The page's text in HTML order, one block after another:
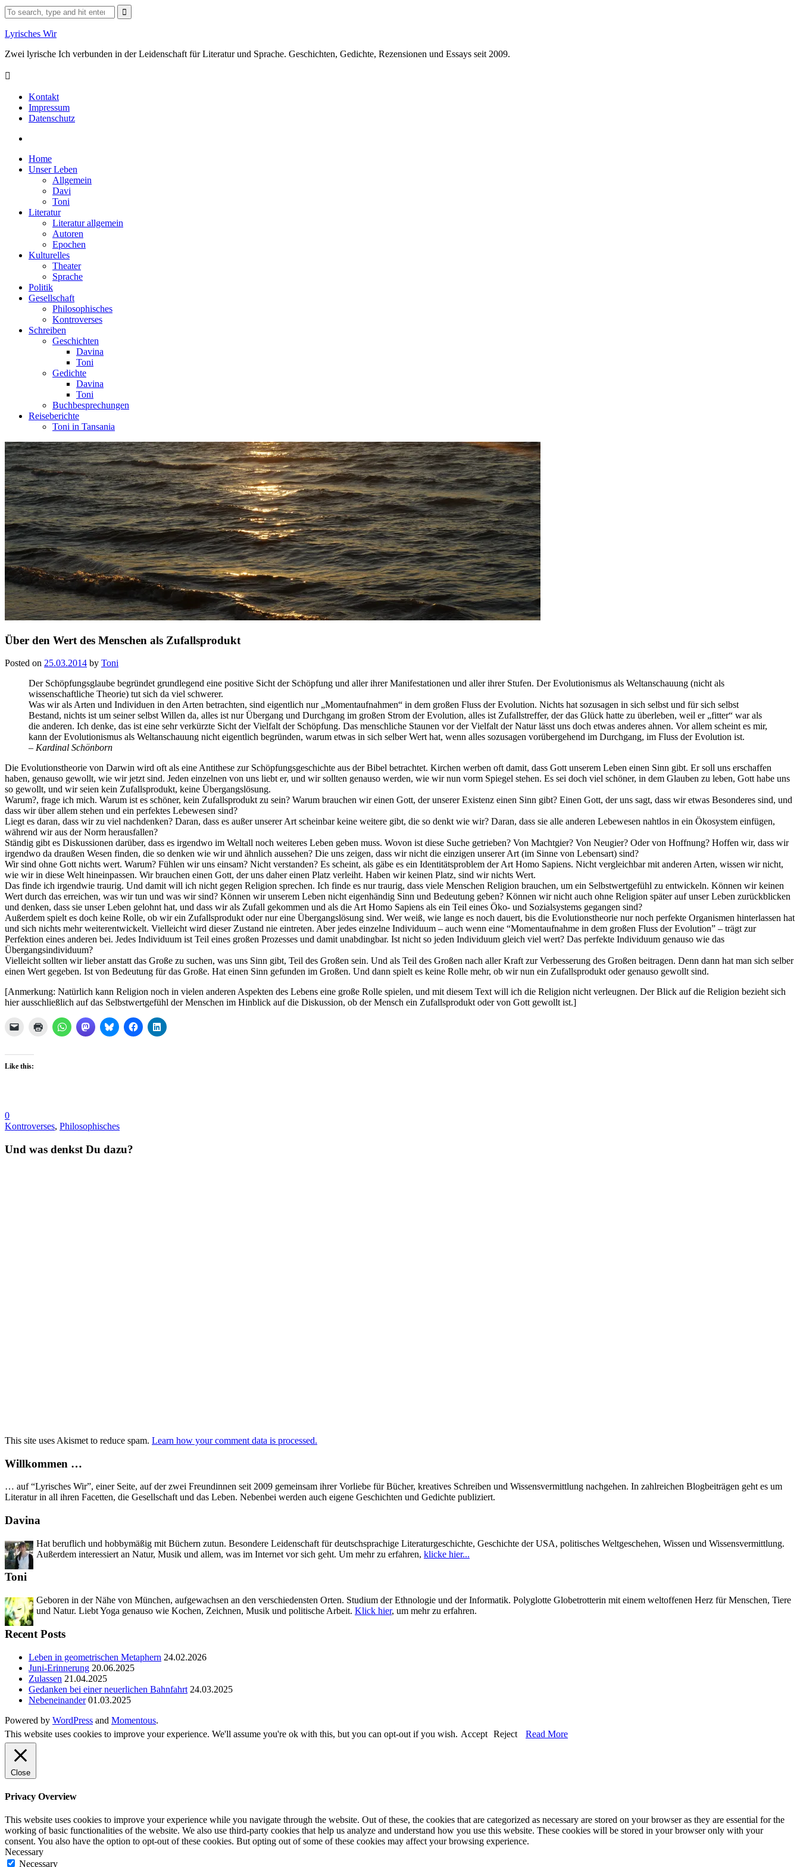
Skip
to
content
Search
for:
Lyrisches Wir
Zwei lyrische Ich verbunden in der Leidenschaft für Literatur und Sprache. Geschichten, Gedichte, Rezensionen und Essays seit 2009.
Kontakt
Impressum
Datenschutz
Home
Unser Leben
Allgemein
Davi
Toni
Literatur
Literatur allgemein
Autoren
Epochen
Kulturelles
Theater
Sprache
Politik
Gesellschaft
Philosophisches
Kontroverses
Schreiben
Geschichten
Davina
Toni
Gedichte
Davina
Toni
Buchbesprechungen
Reiseberichte
Toni in Tansania
Über den Wert des Menschen als Zufallsprodukt
Posted on 25.03.2014 by Toni
Der Schöpfungsglaube begründet grundlegend eine positive Sicht der Schöpfung und aller ihrer Manifestationen und aller ihrer Stufen. Der Evolutionismus als Weltanschauung (nicht als
wissenschaftliche Theorie) tut sich da viel schwerer.
Was wir als Arten und Individuen in den Arten betrachten, sind eigentlich nur „Momentaufnahmen“ in dem großen Fluss der Evolution. Nichts hat sozusagen in sich selbst und für sich selbst
Bestand, nichts ist um seiner selbst Willen da, alles ist nur Übergang und Durchgang im großen Strom der Evolution, alles ist Zufallstreffer, der das Glück hatte zu überleben, weil er „fitter“ war als
die anderen. Ich denke, das ist eine sehr verkürzte Sicht der Vielfalt der Schöpfung. Das menschliche Staunen vor der Vielfalt der Natur lässt uns doch etwas anderes ahnen. Vor allem scheint es mir,
kann der Evolutionismus als Weltanschauung nicht eigentlich begründen, warum etwas in sich selber Wert hat, wenn alles sozusagen vorübergehend im Durchgang, im Fluss der Evolution ist.
– Kardinal Schönborn
Die Evolutionstheorie von Darwin wird oft als eine Antithese zur Schöpfungsgeschichte aus der Bibel betrachtet. Kirchen werben oft damit, dass Gott unserem Leben einen Sinn gibt. Er soll uns erschaffen
haben, genauso gewollt, wie wir jetzt sind. Jeden einzelnen von uns liebt er, und wir sollten genauso werden, wie wir nun vorm Spiegel stehen. Es sei doch viel schöner, in dem Glauben zu leben, Gott habe uns
so gewollt, und wir seien kein Zufallsprodukt, keine Übergangslösung.
Warum?, frage ich mich. Warum ist es schöner, kein Zufallsprodukt zu sein? Warum brauchen wir einen Gott, der unserer Existenz einen Sinn gibt? Einen Gott, der uns sagt, dass wir etwas Besonderes sind, und
dass wir über allem stehen und ein perfektes Lebewesen sind?
Liegt es daran, dass wir zu viel nachdenken? Daran, dass es außer unserer Art scheinbar keine weitere gibt, die so denkt wie wir? Daran, dass sie alle anderen Lebewesen nahtlos in ein Ökosystem einfügen,
während wir aus der Norm herausfallen?
Ständig gibt es Diskussionen darüber, dass es irgendwo im Weltall noch weiteres Leben geben muss. Wovon ist diese Suche getrieben? Von Machtgier? Von Neugier? Oder von Hoffnung? Hoffen wir, dass wir
irgendwo da draußen Wesen finden, die so denken wie wir und ähnlich aussehen? Die uns zeigen, dass wir nicht die einzigen unserer Art (im Sinne von Lebensart) sind?
Wir sind ohne Gott nichts wert. Warum? Fühlen wir uns einsam? Nicht verstanden? Es scheint, als gäbe es ein Identitätsproblem der Art Homo Sapiens. Nicht vergleichbar mit anderen Arten, wissen wir nicht,
wie wir in diese Welt hineinpassen. Wir brauchen einen Gott, der uns daher einen Platz verleiht. Haben wir keinen Platz, sind wir nichts Wert.
Das finde ich irgendwie traurig. Und damit will ich nicht gegen Religion sprechen. Ich finde es nur traurig, dass viele Menschen Religion brauchen, um ein Selbstwertgefühl zu entwickeln. Können wir keinen
Wert durch das erreichen, was wir tun und was wir sind? Können wir unserem Leben nicht eigenhändig Sinn und Bedeutung geben? Können wir nicht auch ohne Religion später auf unser Leben zurückblicken
und denken, dass sie unser Leben gelohnt hat, und dass wir als Zufall gekommen und als die Art Homo Sapiens als ein Teil eines Öko- und Sozialsystems gegangen sind?
Außerdem spielt es doch keine Rolle, ob wir ein Zufallsprodukt oder nur eine Übergangslösung sind. Wer weiß, wie lange es noch dauert, bis die Evolutionstheorie nur noch perfekte Organismen hinterlassen hat
und sich nichts mehr weiterentwickelt. Vielleicht wird dieser Zustand nie eintreten. Aber jedes einzelne Individuum – auch wenn eine “Momentaufnahme in dem großen Fluss der Evolution” – trägt zur
Perfektion eines anderen bei. Jedes Individuum ist Teil eines großen Prozesses und damit unabdingbar. Ist nicht so jeden Individuum gleich viel wert? Das perfekte Individuum genauso wie das
Übergangsindividuum?
Vielleicht sollten wir lieber anstatt das Große zu suchen, was uns Sinn gibt, Teil des Großen sein. Und als Teil des Großen nach aller Kraft zur Verbesserung des Großen beitragen. Denn dann hat man sich selber
einen Wert gegeben. Ist von Bedeutung für das Große. Hat einen Sinn gefunden im Großen. Und dann spielt es keine Rolle mehr, ob wir nun ein Zufallsprodukt oder genauso gewollt sind.
[Anmerkung: Natürlich kann Religion noch in vielen anderen Aspekten des Lebens eine große Rolle spielen, und mit diesem Text will ich die Religion nicht verleugnen. Der Blick auf die Religion bezieht sich
hier ausschließlich auf das Selbstwertgefühl der Menschen im Hinblick auf die Diskussion, ob der Mensch ein Zufallsprodukt oder von Gott gewollt ist.]
Like this:
0
Kontroverses, Philosophisches
Und was denkst Du dazu?
This site uses Akismet to reduce spam. Learn how your comment data is processed.
Willkommen …
… auf “Lyrisches Wir”, einer Seite, auf der zwei Freundinnen seit 2009 gemeinsam ihrer Vorliebe für Bücher, kreatives Schreiben und Wissensvermittlung nachgehen. In zahlreichen Blogbeiträgen geht es um
Literatur in all ihren Facetten, die Gesellschaft und das Leben. Nebenbei werden auch eigene Geschichten und Gedichte publiziert.
Davina
Hat beruflich und hobbymäßig mit Büchern zutun. Besondere Leidenschaft für deutschsprachige Literaturgeschichte, Geschichte der USA, politisches Weltgeschehen, Wissen und Wissensvermittlung.
Außerdem interessiert an Natur, Musik und allem, was im Internet vor sich geht. Um mehr zu erfahren, klicke hier...
Toni
Geboren in der Nähe von München, aufgewachsen an den verschiedensten Orten. Studium der Ethnologie und der Informatik. Polyglotte Globetrotterin mit einem weltoffenen Herz für Menschen, Tiere
und Natur. Liebt Yoga genauso wie Kochen, Zeichnen, Musik und politische Arbeit. Klick hier, um mehr zu erfahren.
Recent Posts
Leben in geometrischen Metaphern 24.02.2026
Juni-Erinnerung 20.06.2025
Zulassen 21.04.2025
Gedanken bei einer neuerlichen Bahnfahrt 24.03.2025
Nebeneinander 01.03.2025
Powered by WordPress and Momentous.
This website uses cookies to improve your experience. We'll assume you're ok with this, but you can opt-out if you wish. Accept Reject Read More
Close
Privacy Overview
This website uses cookies to improve your experience while you navigate through the website. Out of these, the cookies that are categorized as necessary are stored on your browser as they are essential for the
working of basic functionalities of the website. We also use third-party cookies that help us analyze and understand how you use this website. These cookies will be stored in your browser only with your
consent. You also have the option to opt-out of these cookies. But opting out of some of these cookies may affect your browsing experience.
Necessary
Necessary